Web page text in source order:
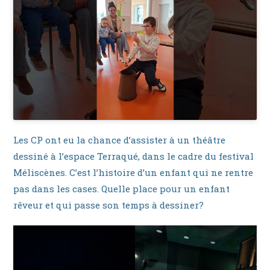
Les CP ont eu la chance d’assister à un théâtre
dessiné à l’espace Terraqué, dans le cadre du festival
Méliscènes. C’est l’histoire d’un enfant qui ne rentre
pas dans les cases. Quelle place pour un enfant
rêveur et qui passe son temps à dessiner?